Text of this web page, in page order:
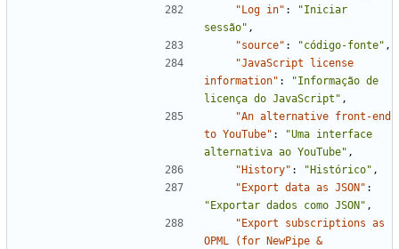
"Log in" :
"Iniciar
sessão" ,
"source" : "código-fonte" ,
"JavaScript license
information" :
"Informação de
licença do JavaScript" ,
"An alternative front-end
to YouTube" :
"Uma interface
alternativa ao YouTube" ,
"History" : "Histórico" ,
"Export data as JSON" :
"Exportar dados como JSON" ,
"Export subscriptions as
OPML (for NewPipe &